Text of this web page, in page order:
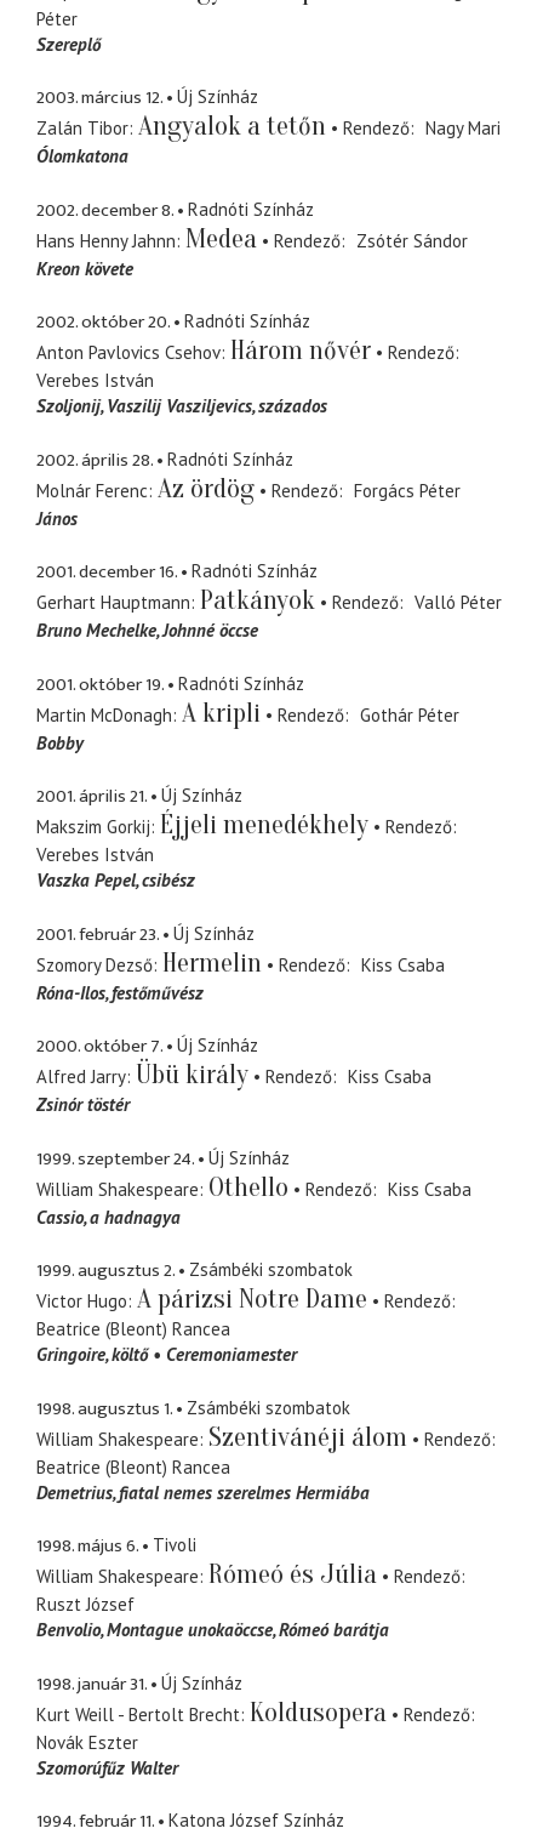
Péter
Szereplő
2003. március 12.
Új Színház
Zalán Tibor Angyalok a tetőn Rendező
Nagy Mari
Ólomkatona
2002. december 8.
Radnóti Színház
Hans Henny Jahnn Medea Rendező
Zsótér Sándor
Kreon követe
2002. október 20.
Radnóti Színház
Anton Pavlovics Csehov Három nővér
Rendező
Verebes István
Szoljonij, Vaszilij Vasziljevics százados
2002. április 28.
Radnóti Színház
Molnár Ferenc Az ördög Rendező
Forgács Péter
János
2001. december 16.
Radnóti Színház
Gerhart Hauptmann Patkányok Rendező
Valló Péter
Bruno Mechelke Johnné öccse
2001. október 19.
Radnóti Színház
Martin McDonagh A kripli Rendező
Gothár Péter
Bobby
2001. április 21.
Új Színház
Makszim Gorkij Éjjeli menedékhely
Rendező
Verebes István
Vaszka Pepel csibész
2001. február 23.
Új Színház
Szomory Dezső Hermelin Rendező
Kiss Csaba
Róna-Ilos festőművész
2000. október 7.
Új Színház
Alfred Jarry Übü király Rendező
Kiss Csaba
Zsinór töstér
1999. szeptember 24.
Új Színház
William Shakespeare Othello Rendező
Kiss Csaba
Cassio a hadnagya
1999. augusztus 2.
Zsámbéki szombatok
Victor Hugo A párizsi Notre Dame
Rendező
Beatrice (Bleont) Rancea
Gringoire költő Ceremoniamester
1998. augusztus 1.
Zsámbéki szombatok
William Shakespeare Szentivánéji álom
Rendező
Beatrice (Bleont) Rancea
Demetrius fiatal nemes szerelmes Hermiába
1998. május 6.
Tivoli
William Shakespeare Rómeó és Júlia
Rendező
Ruszt József
Benvolio Montague unokaöccse, Rómeó barátja
1998. január 31.
Új Színház
Kurt Weill - Bertolt Brecht Koldusopera
Rendező
Novák Eszter
Szomorúfűz Walter
1994. február 11.
Katona József Színház